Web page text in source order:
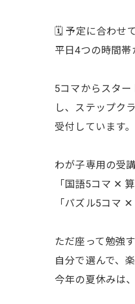
🗓️ 予定に合わせ
平日4つの時間帯
5コマからスタ
し、ステップク
受付しています。
わが子専用の受
「国語5コマ ✕
「パズル5コマ
ただ座って勉強
自分で選んで、
今年の夏休みは